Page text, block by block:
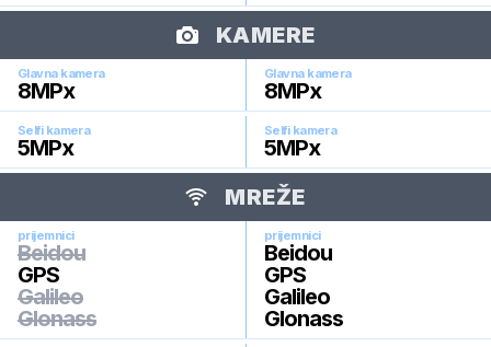
KAMERE
Glavna kamera
8MPx
Glavna kamera
8MPx
Selfi kamera
5MPx
Selfi kamera
5MPx
MREŽE
prijemnici
Beidou
GPS
Galileo
Glonass
prijemnici
Beidou
GPS
Galileo
Glonass